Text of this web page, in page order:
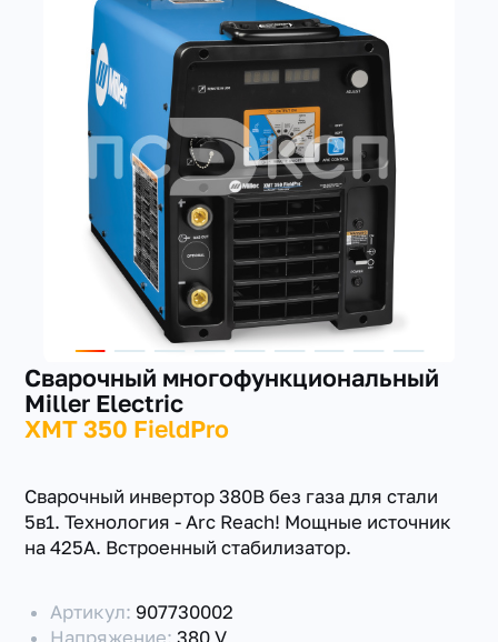
+7(351) 223-98-74
заказать звонок
Сварочный многофункциональный
Miller Electric
XMT 350 FieldPro
Сварочный инвертор 380В без газа для стали
5в1. Технология - Arc Reach! Мощные источник
на 425А. Встроенный стабилизатор.
Артикул: 907730002